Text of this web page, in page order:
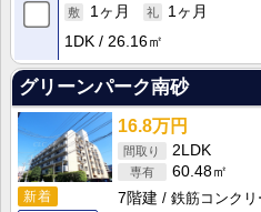
1ヶ月
1ヶ月
1DK
26.16㎡
グリーンパーク南砂
新着
16.8万円
2LDK
60.48㎡
7階建
鉄筋コンクリ